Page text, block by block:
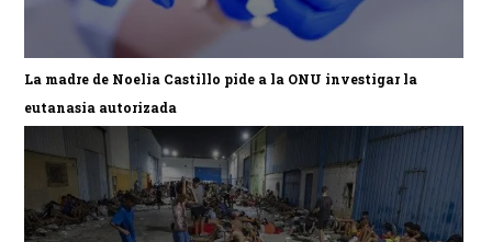
La madre de Noelia Castillo pide a la ONU investigar la
eutanasia autorizada